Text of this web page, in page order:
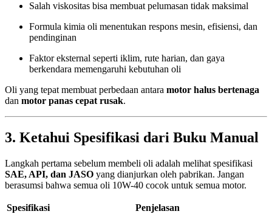
Salah viskositas bisa membuat pelumasan tidak maksimal
Formula kimia oli menentukan respons mesin, efisiensi, dan
pendinginan
Faktor eksternal seperti iklim, rute harian, dan gaya
berkendara memengaruhi kebutuhan oli
Oli yang tepat membuat perbedaan antara motor halus bertenaga
dan motor panas cepat rusak.
3. Ketahui Spesifikasi dari Buku Manual
Langkah pertama sebelum membeli oli adalah melihat spesifikasi
SAE, API, dan JASO yang dianjurkan oleh pabrikan. Jangan
berasumsi bahwa semua oli 10W-40 cocok untuk semua motor.
Spesifikasi
Penjelasan